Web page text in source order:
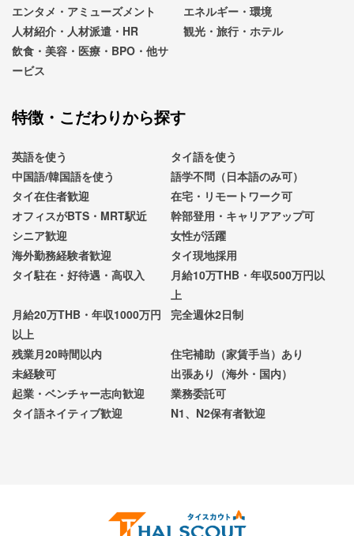
エンタメ・アミューズメント
エネルギー・環境
人材紹介・人材派遣・HR
観光・旅行・ホテル
飲食・美容・医療・BPO・他サ
ービス
特徴・こだわりから探す
英語を使う
タイ語を使う
中国語/韓国語を使う
語学不問（日本語のみ可）
タイ在住者歓迎
在宅・リモートワーク可
オフィスがBTS・MRT駅近
幹部登用・キャリアアップ可
シニア歓迎
女性が活躍
海外勤務経験者歓迎
タイ現地採用
タイ駐在・好待遇・高収入
月給10万THB・年収500万円以
上
月給20万THB・年収1000万円
以上
完全週休2日制
残業月20時間以内
住宅補助（家賃手当）あり
未経験可
出張あり（海外・国内）
起業・ベンチャー志向歓迎
業務委託可
タイ語ネイティブ歓迎
N1、N2保有者歓迎